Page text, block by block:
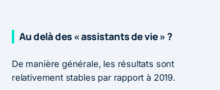
Au delà des « assistants de vie » ?
De manière générale, les résultats sont
relativement stables par rapport à 2019.